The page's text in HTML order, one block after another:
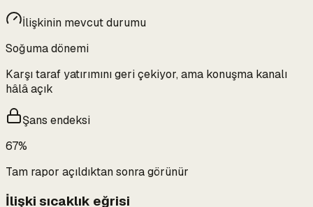
İlişkinin mevcut durumu
Soğuma dönemi
Karşı taraf yatırımını geri çekiyor, ama konuşma kanalı
hâlâ açık
Şans endeksi
67%
Tam rapor açıldıktan sonra görünür
İlişki sıcaklık eğrisi